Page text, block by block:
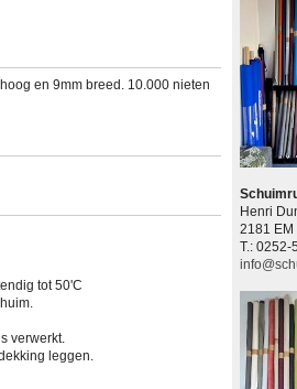
en 9mm breed. 10.000 nieten
tot 50'C
verwerkt.
leggen.
Henri
2181
T.: 0252-